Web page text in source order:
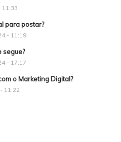
para postar?
- 11:19
segue?
- 17:17
o Marketing Digital?
11:22